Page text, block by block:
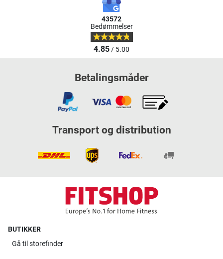
43572
Bedømmelser
4.85/ 5.00
Betalingsmåder
Transport og distribution
BUTIKKER
Gå til storefinder